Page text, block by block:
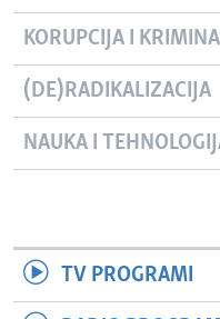
KORUPCIJA I
(DE)RADIKALIZACIJA
NAUKA I
TV PROGRAMI